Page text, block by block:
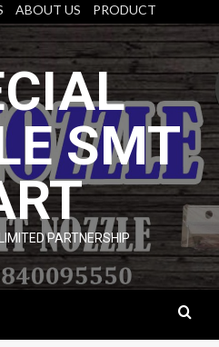
ABOUT US PRODUCT
SMT
PARTNERSHIP